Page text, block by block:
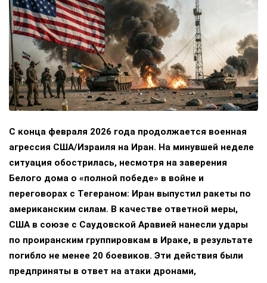
С конца февраля 2026 года продолжается военная
агрессия США/Израиля на Иран. На минувшей неделе
ситуация обострилась, несмотря на заверения
Белого дома о «полной победе» в войне и
переговорах с Тегераном: Иран выпустил ракеты по
американским силам. В качестве ответной меры,
США в союзе с Саудовской Аравией нанесли удары
по проиранским группировкам в Ираке, в результате
погибло не менее 20 боевиков. Эти действия были
предприняты в ответ на атаки дронами,